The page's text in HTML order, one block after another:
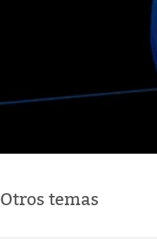
Certified Studios
Otros temas